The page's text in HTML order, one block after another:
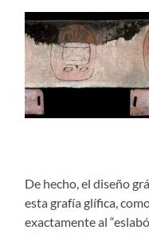
De hecho, el diseño
esta grafía glífica,
exactamente al